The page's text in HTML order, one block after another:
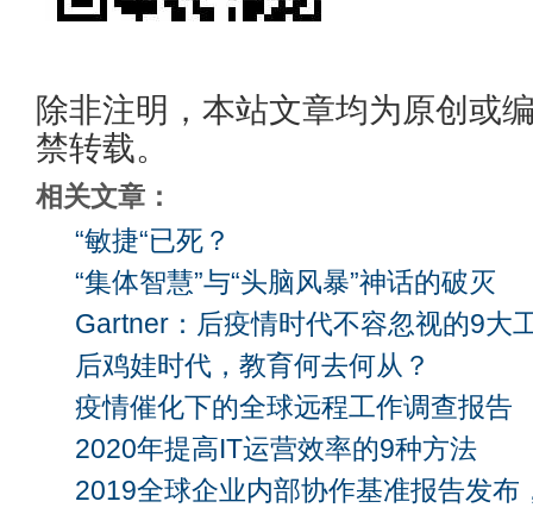
除非注明，本站文章均为原创或
禁转载。
相关文章：
“敏捷“已死？
“集体智慧”与“头脑风暴”神话的破灭
Gartner：后疫情时代不容忽视的9大
后鸡娃时代，教育何去何从？
疫情催化下的全球远程工作调查报告
2020年提高IT运营效率的9种方法
2019全球企业内部协作基准报告发布